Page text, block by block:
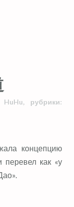
HuHu,рубрики:
перевел как «у